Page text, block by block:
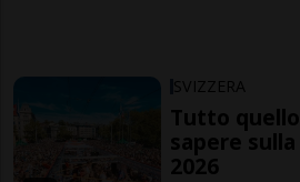
SVIZZERA
Tutto
sapere
2026